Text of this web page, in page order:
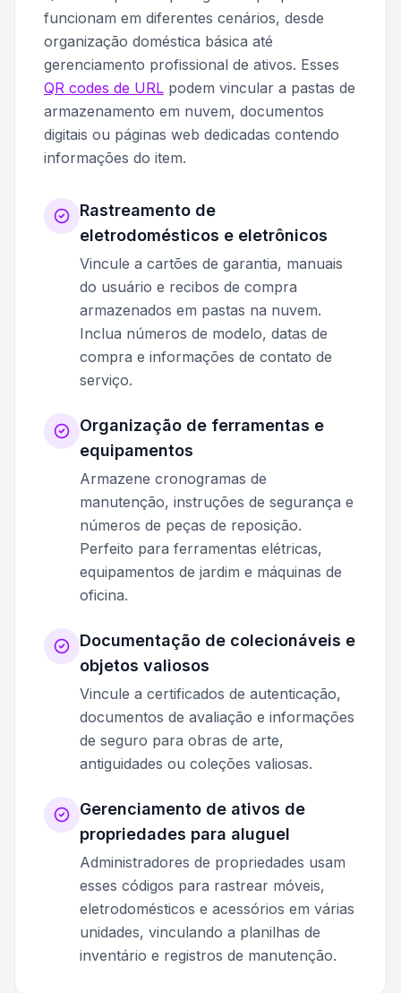
funcionam em diferentes cenários, desde
organização doméstica básica até
gerenciamento profissional de ativos. Esses
QR codes de URL podem vincular a pastas de
armazenamento em nuvem, documentos
digitais ou páginas web dedicadas contendo
informações do item.
Rastreamento de
eletrodomésticos e eletrônicos
Vincule a cartões de garantia, manuais
do usuário e recibos de compra
armazenados em pastas na nuvem.
Inclua números de modelo, datas de
compra e informações de contato de
serviço.
Organização de ferramentas e
equipamentos
Armazene cronogramas de
manutenção, instruções de segurança e
números de peças de reposição.
Perfeito para ferramentas elétricas,
equipamentos de jardim e máquinas de
oficina.
Documentação de colecionáveis e
objetos valiosos
Vincule a certificados de autenticação,
documentos de avaliação e informações
de seguro para obras de arte,
antiguidades ou coleções valiosas.
Gerenciamento de ativos de
propriedades para aluguel
Administradores de propriedades usam
esses códigos para rastrear móveis,
eletrodomésticos e acessórios em várias
unidades, vinculando a planilhas de
inventário e registros de manutenção.